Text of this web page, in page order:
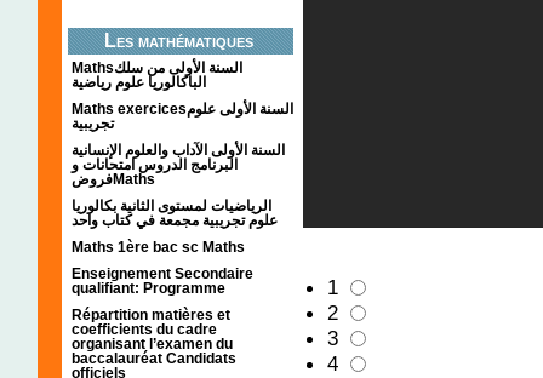
Les mathématiques
Mathsالسنة الأولى من سلك
الباكالوريا علوم رياضية
Maths exercicesالسنة الأولى علوم
تجريبية
السنة الأولى الآداب والعلوم الإنسانية
البرنامج الدروس امتحانات و
فروضMaths
الرياضيات لمستوى الثانية بكالوريا
علوم تجريبية مجمعة في كتاب واحد
Maths 1ère bac sc Maths
Enseignement Secondaire
qualifiant: Programme
Répartition matières et
coefficients du cadre
organisant l’examen du
baccalauréat Candidats
officiels
1
2
3
4